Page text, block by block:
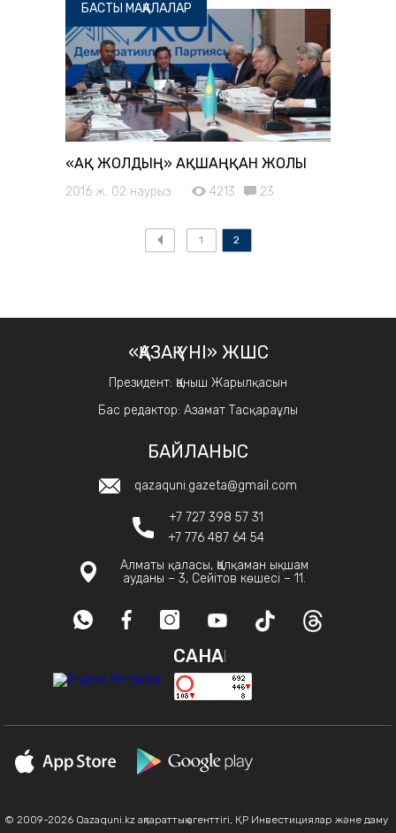
БАСТЫ МАҚАЛАЛАР
«АҚ ЖОЛДЫҢ» АҚШАҢҚАН ЖОЛЫ
2016 ж. 02 наурыз 4213 23
1 2
«ҚАЗАҚ ҮНІ» ЖШС
Президент: Қаныш Жарылқасын
Бас редактор: Азамат Тасқараұлы
БАЙЛАНЫС
qazaquni.gazeta@gmail.com
+7 727 398 57 31
+7 776 487 64 54
Алматы қаласы, Қалқаман ықшам
ауданы – 3, Сейітов көшесі – 11.
САНАҚ
© 2009-2026 Qazaquni.kz ақпараттық агенттігі, ҚР Инвестициялар және даму